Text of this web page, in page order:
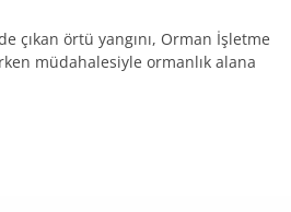
çıkan örtü yangını, Orman İşletme
müdahalesiyle ormanlık alana